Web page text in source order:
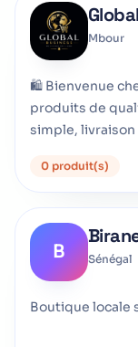
Mbour
🛍️ Bienvenue chez
produits de
simple, livraison
0 produit(s)
B Sénégal
Boutique locale